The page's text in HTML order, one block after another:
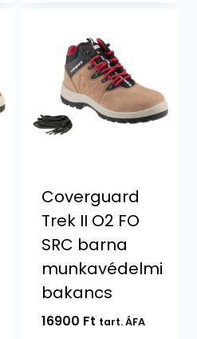
Coverguard
Trek II O2 FO
SRC barna
munkavédelmi
bakancs
16900 Ft tart. ÁFA